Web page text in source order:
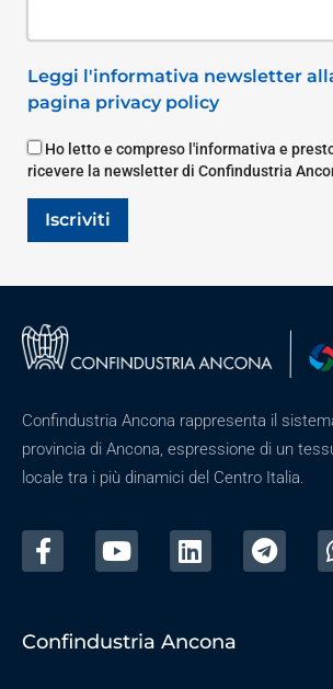
Leggi l'informativa newsletter
pagina privacy policy
Ho letto e compreso l'informativa e
ricevere la newsletter di Confindustria
Iscriviti
Confindustria Ancona rappresenta il
provincia di Ancona, espressione di un
locale tra i più dinamici del Centro Italia.
Confindustria Ancona